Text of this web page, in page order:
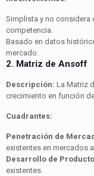
Simplista y no
competencia.
Basado en datos
mercado.
2. Matriz de Ansoff
Descripción: La Matriz
crecimiento en función
Cuadrantes:
Penetración de
existentes en mercados
Desarrollo de
existentes.